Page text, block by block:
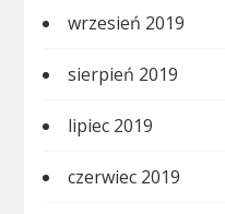
wrzesień 2019
sierpień 2019
lipiec 2019
czerwiec 2019